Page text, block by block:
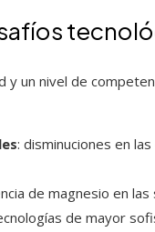
y un nivel de
: disminuciones en
de magnesio en
de mayor